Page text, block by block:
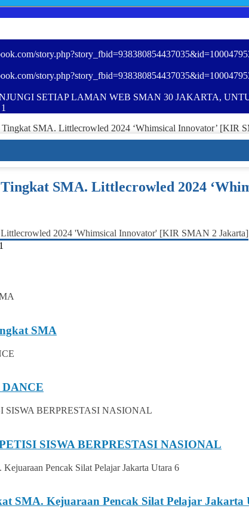
SETIAP LAMAN WEB SMAN 30 JAKARTA,
Tingkat SMA. Littlecrowled 2024 ‘Whimsical Innovator’ [KIR
SMA. Littlecrowled 2024
SMA
SISWA BERPRESTASI NASIONAL
SMA. Kejuaraan Pencak Silat Pelajar Jakarta